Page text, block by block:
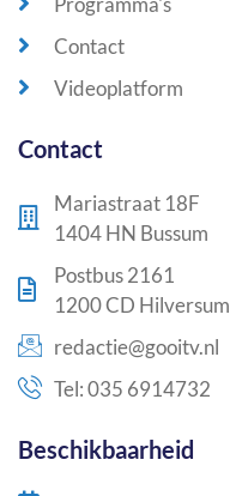
Contact
Videoplatform
Contact
Mariastraat 18F
1404 HN Bussum
Postbus 2161
1200 CD Hilversum
redactie@gooitv.nl
Tel: 035 6914732
Beschikbaarheid